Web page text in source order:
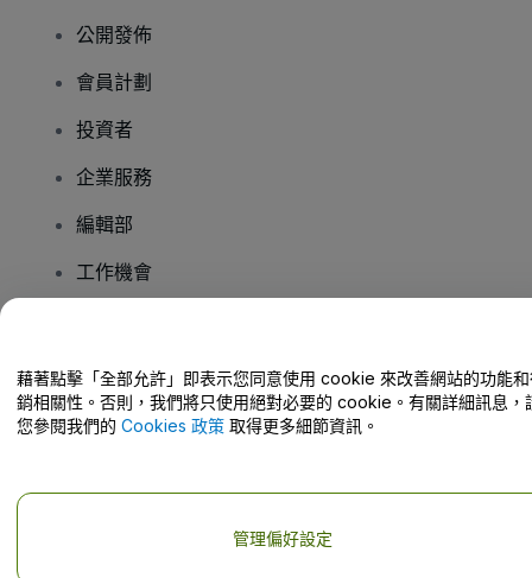
公開發佈
會員計劃
投資者
企業服務
編輯部
工作機會
幫助中心 / 聯絡我們
公司詳情
藉著點擊「全部允許」即表示您同意使用 cookie 來改善網站的功能
銷相關性。否則，我們將只使用絕對必要的 cookie。有關詳細訊息，
您參閱我們的 Cookies 政策 取得更多細節資訊。
管理偏好設定